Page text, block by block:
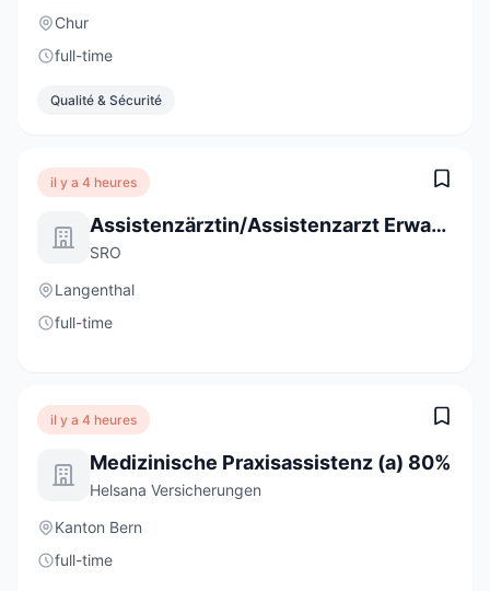
Chur
full-time
Qualité & Sécurité
il y a 4 heures
Assistenzärztin/Assistenzarzt Erwachsenenpsychiatrie Ambulatorium 80 - 100 %
SRO
Langenthal
full-time
il y a 4 heures
Medizinische Praxisassistenz (a) 80%
Helsana Versicherungen
Kanton Bern
full-time